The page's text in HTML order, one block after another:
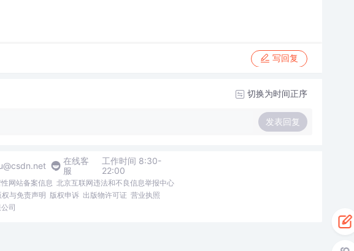
写回复
切换为时间正序
发表回复
在线客
服
工作时间 8:30-
22:00
网站备案信息 北京互联网违法和不良信息举报中心
权与免责声明 版权申诉 出版物许可证 营业执照
司